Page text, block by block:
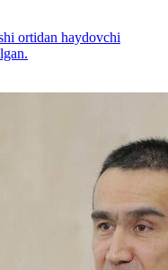
ortidan haydovchi